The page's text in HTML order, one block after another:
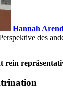
Hannah
des
rein